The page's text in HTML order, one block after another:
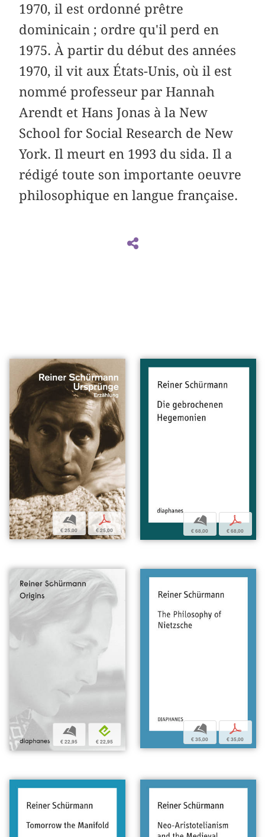
1970, il est ordonné prêtre
dominicain ; ordre qu'il perd en
1975. À partir du début des années
1970, il vit aux États-Unis, où il est
nommé professeur par Hannah
Arendt et Hans Jonas à la New
School for Social Research de New
York. Il meurt en 1993 du sida. Il a
rédigé toute son importante oeuvre
philosophique en langue française.
b
€ 25,00
p
€ 25,00
b
€ 68,00
p
€ 68,00
b
€ 22,95
e
€ 22,95
b
€ 35,00
p
€ 35,00